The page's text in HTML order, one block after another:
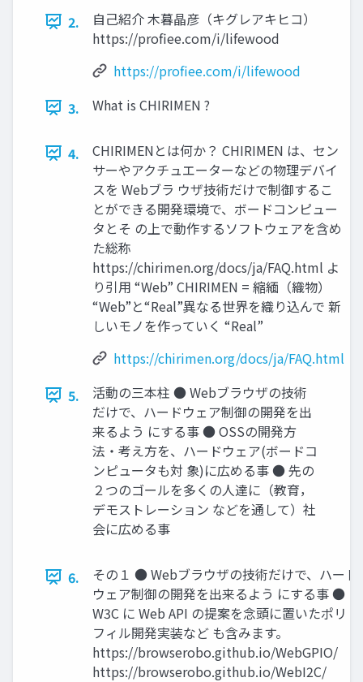
2.
自己紹介 木暮晶彦（キグレアキヒコ）
https://profiee.com/i/lifewood
https://profiee.com/i/lifewood
3.
What is CHIRIMEN ?
4.
CHIRIMENとは何か？ CHIRIMEN は、セン
サーやアクチュエーターなどの物理デバイ
スを Webブラ ウザ技術だけで制御するこ
とができる開発環境で、ボードコンピュー
タとそ の上で動作するソフトウェアを含め
た総称
https://chirimen.org/docs/ja/FAQ.html よ
り引用 “Web” CHIRIMEN = 縮緬（織物）
“Web”と“Real”異なる世界を織り込んで 新
しいモノを作っていく “Real”
https://chirimen.org/docs/ja/FAQ.html
5.
活動の三本柱 ● Webブラウザの技術
だけで、ハードウェア制御の開発を出
来るよう にする事 ● OSSの開発方
法・考え方を、ハードウェア(ボードコ
ンピュータも対 象)に広める事 ● 先の
２つのゴールを多くの人達に（教育，
デモストレーション などを通して）社
会に広める事
6.
その１ ● Webブラウザの技術だけで、ハード
ウェア制御の開発を出来るよう にする事 ●
W3C に Web API の提案を念頭に置いたポリ
フィル開発実装など も含みます。
https://browserobo.github.io/WebGPIO/
https://browserobo.github.io/WebI2C/